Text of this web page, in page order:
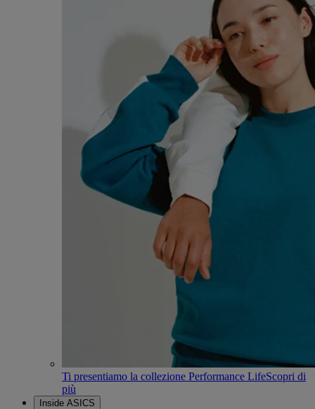
Ti presentiamo la collezione Performance LifeScopri di
più
Inside ASICS